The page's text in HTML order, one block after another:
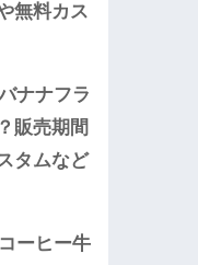
無料カス
ナナフラ
販売期間
タムなど
ーヒー牛